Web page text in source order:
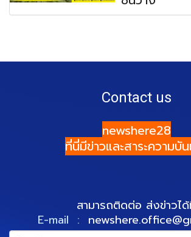
Contact us
newshere28
ที่นี่มีข่าวและสาระความบั
สามารถติดต่อ ส่งข่าวไ
E-mail :